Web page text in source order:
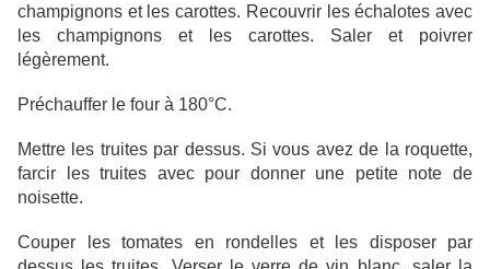
champignons et les carottes. Recouvrir les échalotes avec
les champignons et les carottes. Saler et poivrer
légèrement.
Préchauffer le four à 180°C.
Mettre les truites par dessus. Si vous avez de la roquette,
farcir les truites avec pour donner une petite note de
noisette.
Couper les tomates en rondelles et les disposer par